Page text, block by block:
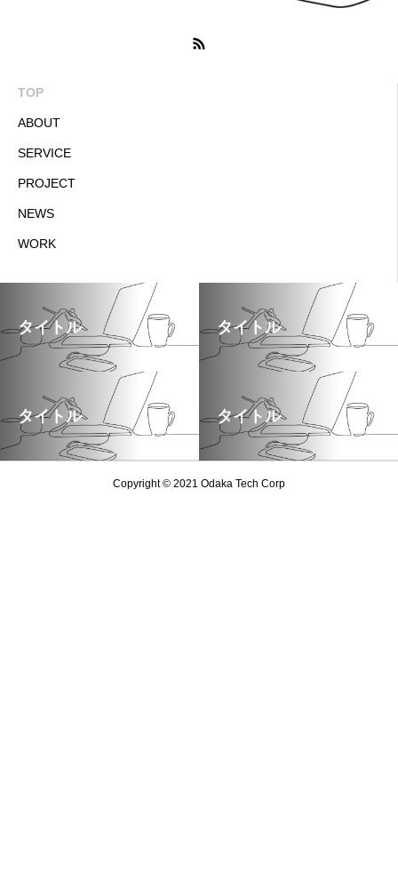
TOP
ABOUT
SERVICE
PROJECT
NEWS
WORK
タイトル タイトル
タイトル タイトル
Copyright © 2021 Odaka Tech Corp